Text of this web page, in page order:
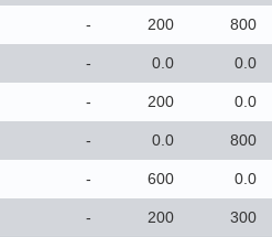
- 200 800
- 0.0 0.0
- 200 0.0
- 0.0 800
- 600 0.0
- 200 300